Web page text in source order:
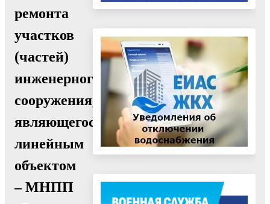
ремонта
участков
(частей)
инженерного
сооружения,
являющегося
линейным
объектом
– МНПП